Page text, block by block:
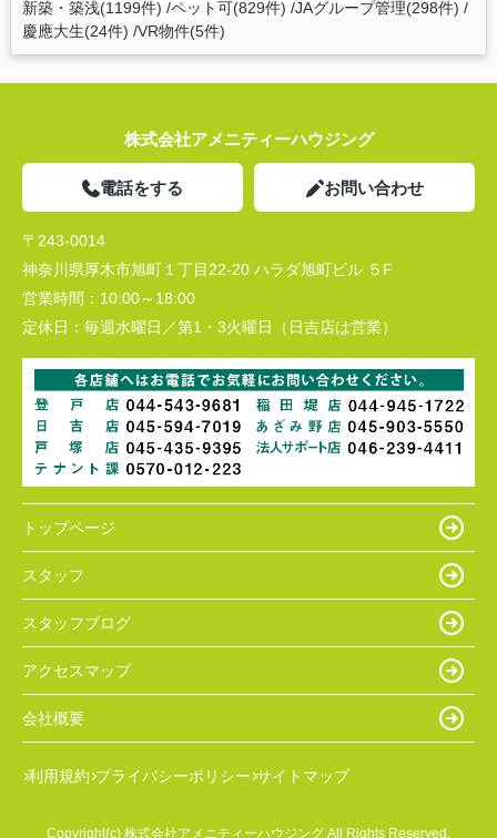
新築・築浅(1199件) ペット可(829件) JAグループ管理(298件)
慶應大生(24件) VR物件(5件)
株式会社アメニティーハウジング
電話をする お問い合わせ
〒243-0014
神奈川県厚木市旭町１丁目22-20 ハラダ旭町ビル ５F
営業時間： 10:00～18:00
定休日： 毎週水曜日／第1・3火曜日（日吉店は営業）
トップページ
スタッフ
スタッフブログ
アクセスマップ
会社概要
利用規約 プライバシーポリシー サイトマップ
Copyright(c) 株式会社アメニティーハウジング All Rights Reserved.